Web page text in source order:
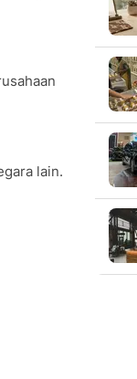
lain.